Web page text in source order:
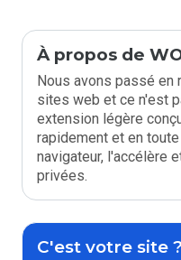
À propos de
Nous avons passé en
sites web et ce n'est
extension légère
rapidement et en
navigateur, l'accélère
privées.
C'est votre site ?